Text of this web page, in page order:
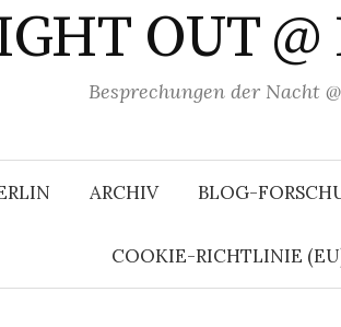
OUT
Besprechungen der Nacht
ARCHIV BLOG-
COOKIE-RICHTLINIE